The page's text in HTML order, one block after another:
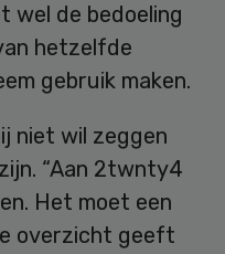
wel de bedoeling
hetzelfde
gebruik maken.
niet wil zeggen
“Aan 2twnty4
Het moet een
overzicht geeft